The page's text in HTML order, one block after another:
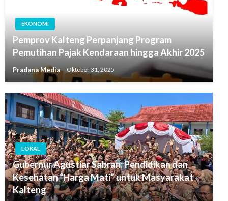
EKONOMI
Pemprov Kalteng Perpanjang Program
Pemutihan Pajak Kendaraan hingga Akhir 2025
Pradana Media Oktober 31, 2025
LOKAL
Gubernur Agustiar Sabran: Pendidikan dan
Kesehatan “Harga Mati” untuk Masyarakat
Kalteng